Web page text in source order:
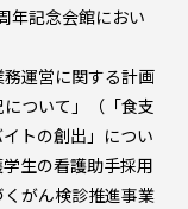
年記念会館におい
運営に関する計画
について」（「食支
トの創出」につい
生の看護助手採用
がん検診推進事業